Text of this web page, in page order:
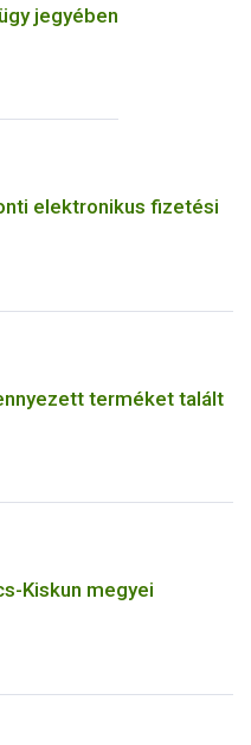
jegyében
elektronikus fizetési
terméket talált
Kiskun megyei